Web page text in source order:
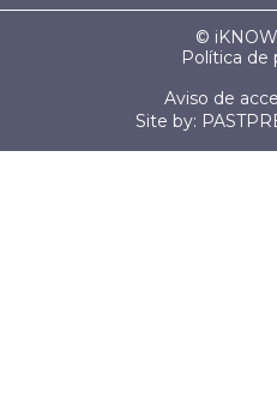
©
Política de
Aviso de
Site by: